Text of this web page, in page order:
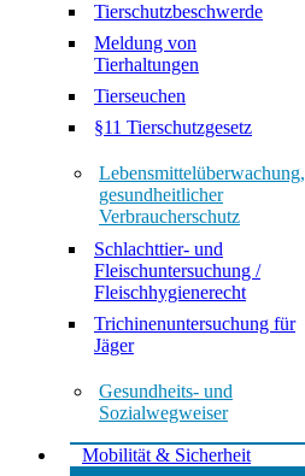
Tierschutzbeschwerde
Meldung von
Tierhaltungen
Tierseuchen
§11 Tierschutzgesetz
Lebensmittelüberwachung,
gesundheitlicher
Verbraucherschutz
Schlachttier- und
Fleischuntersuchung /
Fleischhygienerecht
Trichinenuntersuchung für
Jäger
Gesundheits- und
Sozialwegweiser
Mobilität & Sicherheit